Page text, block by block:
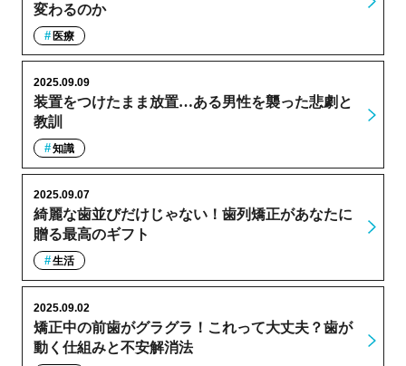
変わるのか
医療
装置をつけたまま放置…ある男性を襲った悲劇と
教訓
2025.09.09
知識
綺麗な歯並びだけじゃない！歯列矯正があなたに
贈る最高のギフト
2025.09.07
生活
矯正中の前歯がグラグラ！これって大丈夫？歯が
動く仕組みと不安解消法
2025.09.02